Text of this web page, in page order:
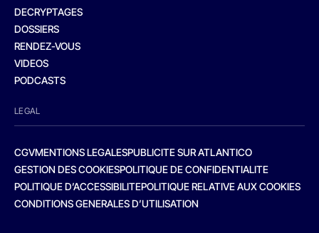
DECRYPTAGES
DOSSIERS
RENDEZ-VOUS
VIDEOS
PODCASTS
LEGAL
CGVMENTIONS LEGALESPUBLICITE SUR ATLANTICO
GESTION DES COOKIESPOLITIQUE DE CONFIDENTIALITE
POLITIQUE D’ACCESSIBILITEPOLITIQUE RELATIVE AUX COOKIES
CONDITIONS GENERALES D’UTILISATION